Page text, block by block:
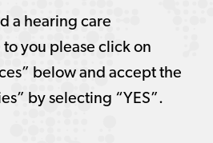
a hearing care
you please click on
below and accept the
by selecting “YES”.